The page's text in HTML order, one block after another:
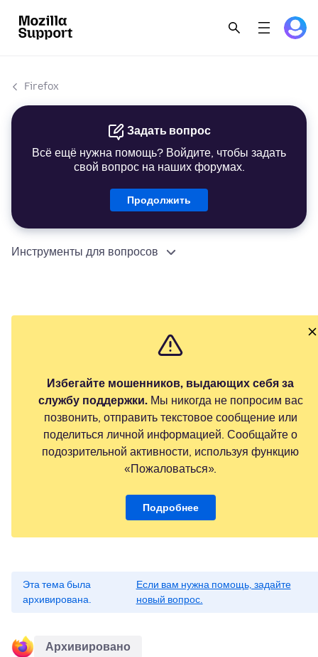
Firefox
Задать вопрос
Всё ещё нужна помощь? Войдите, чтобы задать
свой вопрос на наших форумах.
Продолжить
Инструменты для вопросов
Избегайте мошенников, выдающих себя за
службу поддержки.Мы никогда не попросим вас
позвонить, отправить текстовое сообщение или
поделиться личной информацией. Сообщайте о
подозрительной активности, используя функцию
«Пожаловаться».
Подробнее
Эта тема была
архивирована.
Если вам нужна помощь, задайте
новый вопрос.
Архивировано